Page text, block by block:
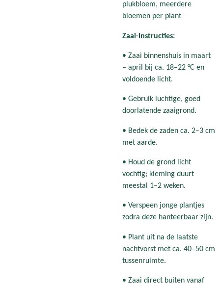
plukbloem, meerdere
bloemen per plant
Zaai-instructies:
• Zaai binnenshuis in maart
– april bij ca. 18–22 °C en
voldoende licht.
• Gebruik luchtige, goed
doorlatende zaaigrond.
• Bedek de zaden ca. 2–3 cm
met aarde.
• Houd de grond licht
vochtig; kieming duurt
meestal 1–2 weken.
• Verspeen jonge plantjes
zodra deze hanteerbaar zijn.
• Plant uit na de laatste
nachtvorst met ca. 40–50 cm
tussenruimte.
• Zaai direct buiten vanaf